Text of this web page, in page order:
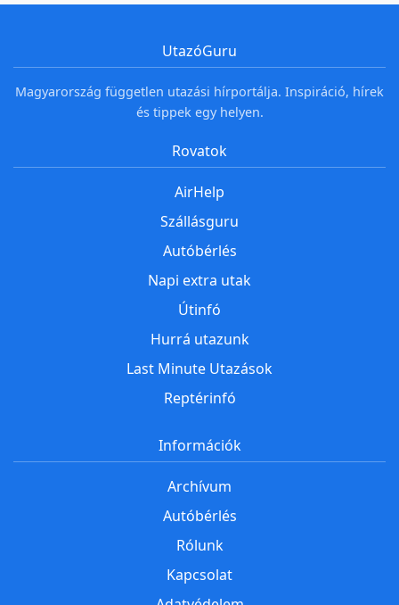
UtazóGuru
Magyarország független utazási hírportálja. Inspiráció, hírek
és tippek egy helyen.
Rovatok
AirHelp
Szállásguru
Autóbérlés
Napi extra utak
Útinfó
Hurrá utazunk
Last Minute Utazások
Reptérinfó
Információk
Archívum
Autóbérlés
Rólunk
Kapcsolat